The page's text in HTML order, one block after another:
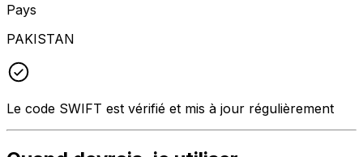
Pays
PAKISTAN
Le code SWIFT est vérifié et mis à jour régulièrement